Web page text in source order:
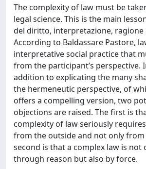
The complexity of law must be
legal science. This is the main
del diritto, interpretazione, ragione
According to Baldassare Pastore,
interpretative social practice that
from the participant’s perspective.
addition to explicating the many
the hermeneutic perspective, of
offers a compelling version, two
objections are raised. The first is
complexity of law seriously
from the outside and not only from
second is that a complex law is not
through reason but also by force.